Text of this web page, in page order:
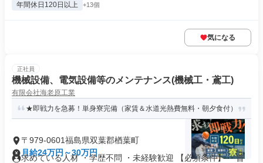
年間休日120日以上 +13個
気になる
正社員
機械設備、電気設備等のメンテナンス(機械工・鳶工)
有限会社海老原工業
★即戦力を急募！単身寮完備（家賃＆水道光熱費無料・朝夕食付）
〒979-0601福島県双葉郡楢葉町
月給24万円～30万円
求めている人材 ・学歴不問 ・未経験歓迎 【必須条件】 ・普